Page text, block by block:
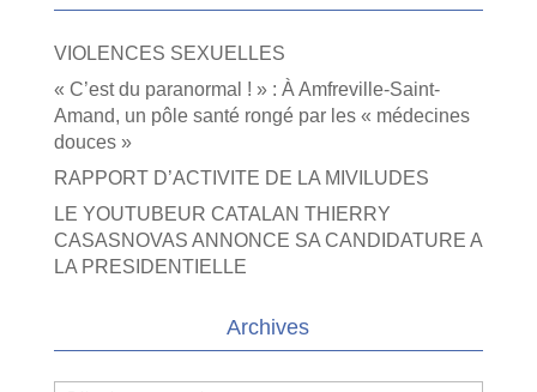
VIOLENCES SEXUELLES
« C’est du paranormal ! » : À Amfreville-Saint-
Amand, un pôle santé rongé par les « médecines
douces »
RAPPORT D’ACTIVITE DE LA MIVILUDES
LE YOUTUBEUR CATALAN THIERRY
CASASNOVAS ANNONCE SA CANDIDATURE A
LA PRESIDENTIELLE
Archives